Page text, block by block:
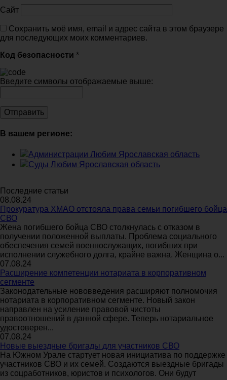
Сайт
Сохранить моё имя, email и адрес сайта в этом браузере
для последующих моих комментариев.
Код безопасности *
Введите символы отображаемые выше:
В вашем регионе:
Администрации Любим Ярославская область
Суды Любим Ярославская область
Последние статьи
08.08.24
Прокуратура ХМАО отстояла права семьи погибшего бойца
СВО
Жена погибшего бойца СВО столкнулась с отказом в
получении положенной выплаты. Проблема социального
обеспечения семей военнослужащих, погибших при
исполнении служебного долга, крайне важна. Женщина о...
07.08.24
Расширение компетенции нотариата в корпоративном
сегменте
Законодательные нововведения расширяют полномочия
нотариата в корпоративном сегменте. Новый закон
направлен на усиление правовой чистоты
правоотношений в данной сфере. Теперь нотариальное
удостоверен...
07.08.24
Новые выездные бригады для участников СВО
На Южном Урале стартует новая инициатива по поддержке
участников СВО и их семей. Создаются выездные бригады
из соцработников, юристов и психологов. Они будут